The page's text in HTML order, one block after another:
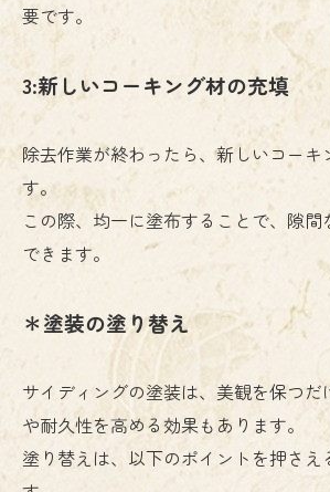
要です。
3:新しいコーキング材の充填
除去作業が終わったら、新しいコーキ
す。
この際、均一に塗布することで、隙
できます。
＊塗装の塗り替え
サイディングの塗装は、美観を保つだ
や耐久性を高める効果もあります。
塗り替えは、以下のポイントを押さえ